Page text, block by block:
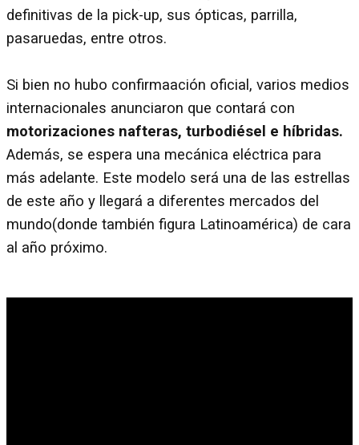
definitivas de la pick-up, sus ópticas, parrilla,
pasaruedas, entre otros.
Si bien no hubo confirmaación oficial, varios medios
internacionales anunciaron que contará con
motorizaciones nafteras, turbodiésel e híbridas.
Además, se espera una mecánica eléctrica para
más adelante. Este modelo será una de las estrellas
de este año y llegará a diferentes mercados del
mundo(donde también figura Latinoamérica) de cara
al año próximo.